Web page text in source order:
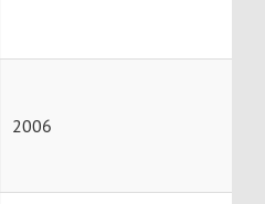
2006